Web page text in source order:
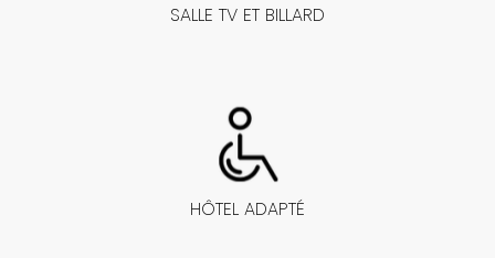
SALLE TV ET BILLARD
HÔTEL ADAPTÉ